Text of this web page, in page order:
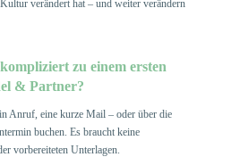
verändert hat – und weiter verändern
zu einem ersten
& Partner?
Anruf, eine kurze Mail – oder über die
buchen. Es braucht keine
vorbereiteten Unterlagen.